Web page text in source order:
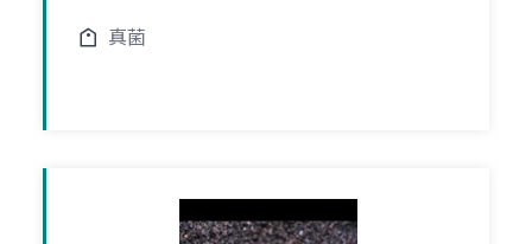
真菌